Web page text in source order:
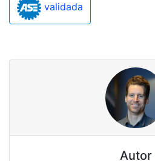
validada
Autor